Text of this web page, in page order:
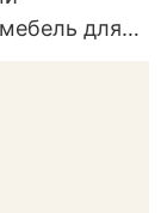
для